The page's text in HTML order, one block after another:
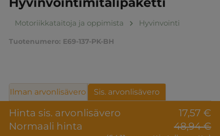
Motoriikkataitoja ja oppimista Hyvinvointi
Tuotenumero: E69-137-PK-BH
Hinta sis. arvonlisävero
17,57 €
Normaali hinta
48,94 €
Ilman arvonlisävero Sis. arvonlisävero